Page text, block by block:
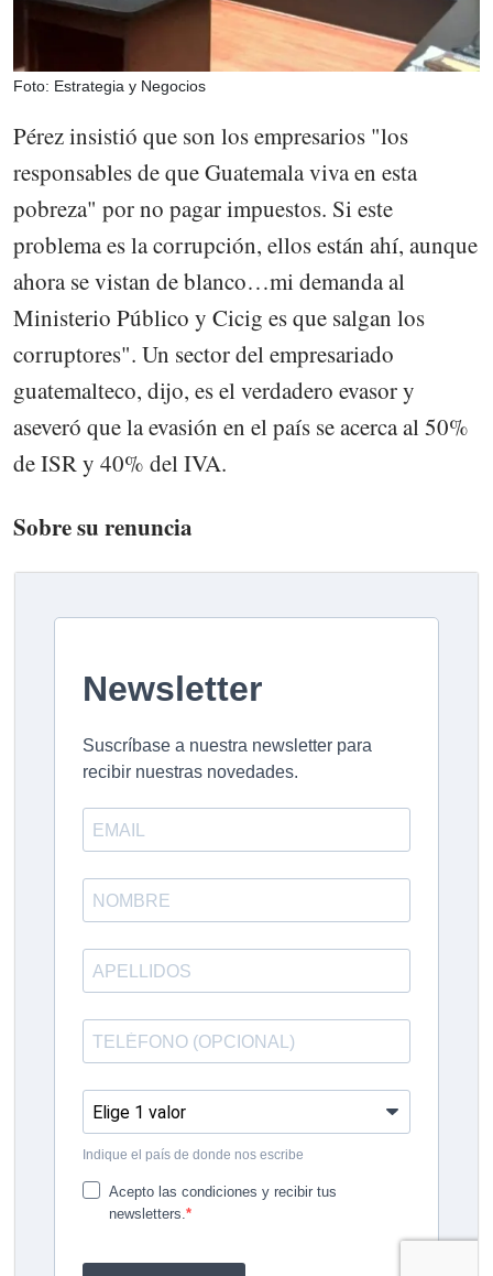
Foto: Estrategia y Negocios
Pérez insistió que son los empresarios "los
responsables de que Guatemala viva en esta
pobreza" por no pagar impuestos. Si este
problema es la corrupción, ellos están ahí, aunque
ahora se vistan de blanco…mi demanda al
Ministerio Público y Cicig es que salgan los
corruptores". Un sector del empresariado
guatemalteco, dijo, es el verdadero evasor y
aseveró que la evasión en el país se acerca al 50%
de ISR y 40% del IVA.
Sobre su renuncia